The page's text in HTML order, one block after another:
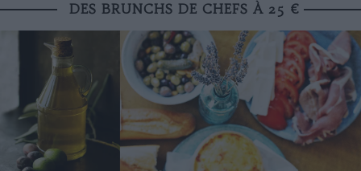
DES BRUNCHS DE CHEFS À 25 €